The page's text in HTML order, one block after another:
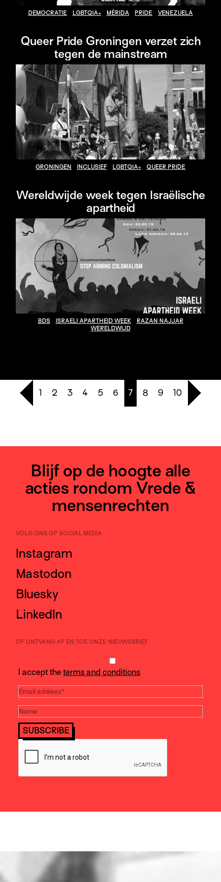
DEMOCRATIE LGBTQIA+ MÉRIDA PRIDE VENEZUELA
Queer Pride Groningen verzet zich
tegen de mainstream
GRONINGEN INCLUSIEF LGBTQIA+ QUEER PRIDE
Wereldwijde week tegen Israëlische
apartheid
BDS ISRAELI APARTHEID WEEK
RAZAN NAJJAR
WERELDWIJD
1 2 3 4 5 6 7 8 9 10
Blijf op de hoogte alle
acties rondom Vrede &
mensenrechten
VOLG ONS OP SOCIAL MEDIA
Instagram
Mastodon
Bluesky
LinkedIn
OF ONTVANG AF EN TOE ONZE NIEUWSBRIEF
I accept the terms and conditions
SUBSCRIBE